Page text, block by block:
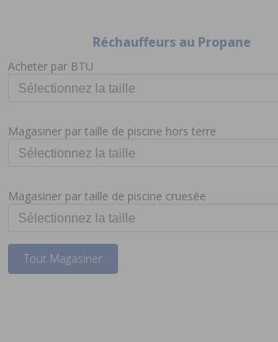
Réchauffeurs au Propane
Acheter par BTU
Magasiner par taille de piscine hors terre
Magasiner par taille de piscine cruesée
Tout Magasiner